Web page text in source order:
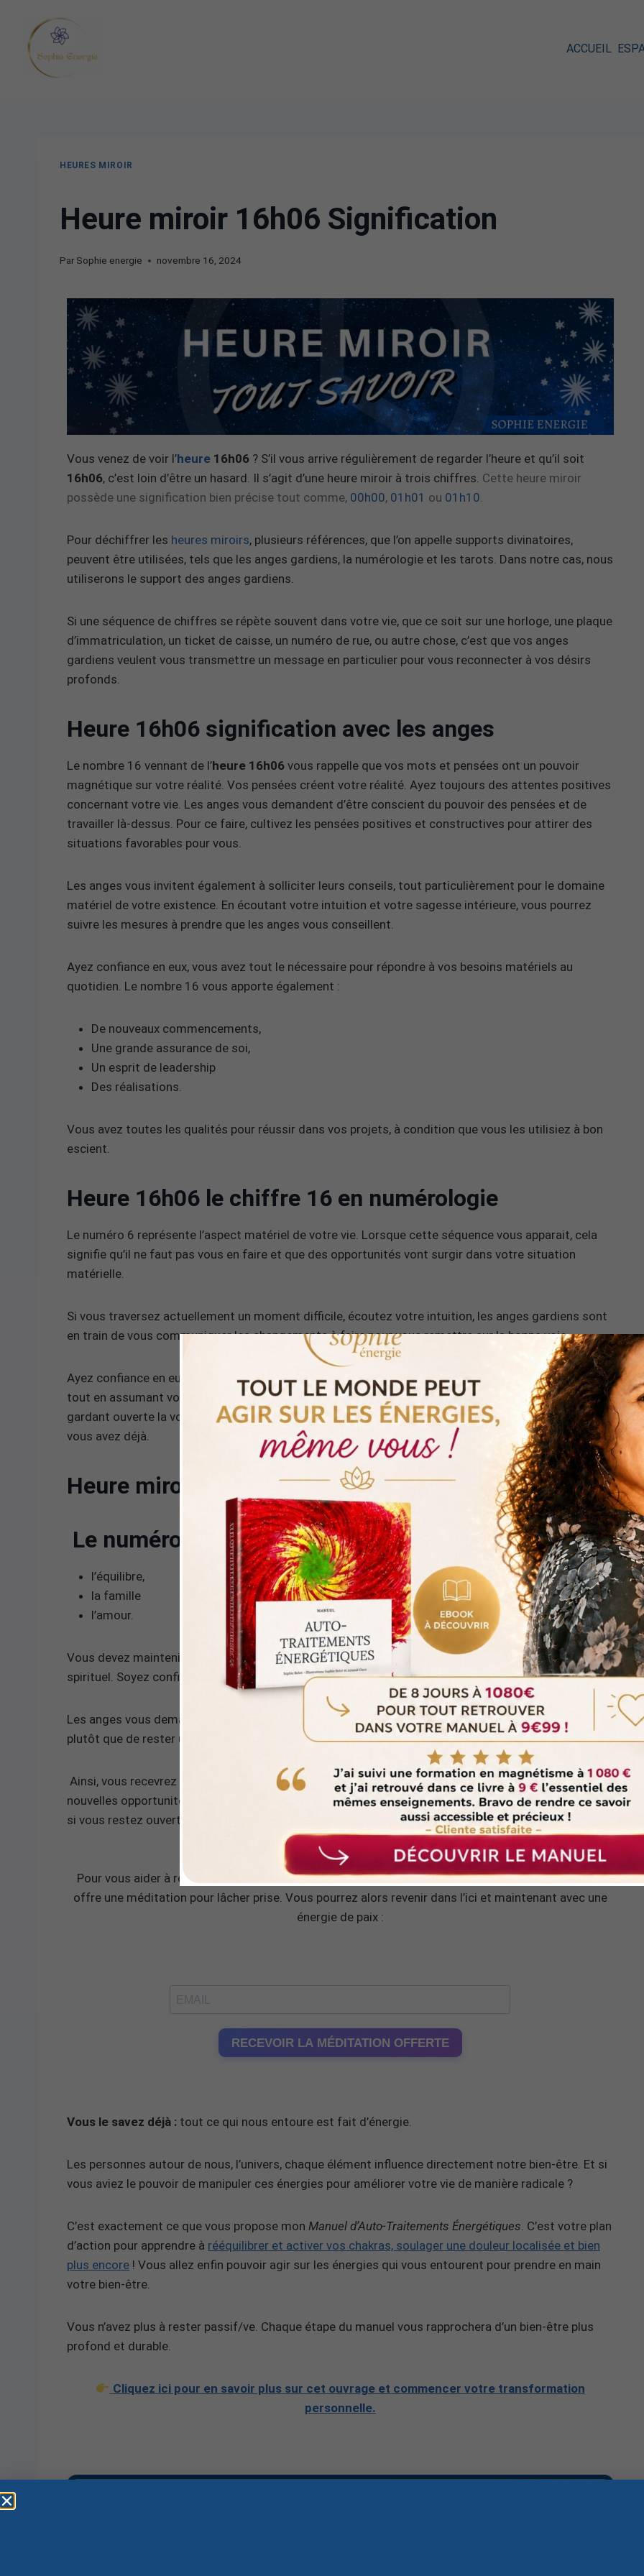
ACCUEIL
HEURES MIROIR
Heure miroir 16h06 Signification
Par Sophie energie novembre 16, 2024
Vous venez de voir l’heure 16h06 ? S’il vous arrive régulièrement de regarder l’heure et qu’il soit
16h06, c’est loin d’être un hasard. Il s’agit d’une heure miroir à trois chiffres. Cette heure miroir
possède une signification bien précise tout comme, 00h00, 01h01 ou 01h10.
Pour déchiffrer les heures miroirs, plusieurs références, que l’on appelle supports divinatoires,
peuvent être utilisées, tels que les anges gardiens, la numérologie et les tarots. Dans notre cas, nous
utiliserons le support des anges gardiens.
Si une séquence de chiffres se répète souvent dans votre vie, que ce soit sur une horloge, une plaque
d’immatriculation, un ticket de caisse, un numéro de rue, ou autre chose, c’est que vos anges
gardiens veulent vous transmettre un message en particulier pour vous reconnecter à vos désirs
profonds.
Heure 16h06 signification avec les anges
Le nombre 16 vennant de l’heure 16h06 vous rappelle que vos mots et pensées ont un pouvoir
magnétique sur votre réalité. Vos pensées créent votre réalité. Ayez toujours des attentes positives
concernant votre vie. Les anges vous demandent d’être conscient du pouvoir des pensées et de
travailler là-dessus. Pour ce faire, cultivez les pensées positives et constructives pour attirer des
situations favorables pour vous.
Les anges vous invitent également à solliciter leurs conseils, tout particulièrement pour le domaine
matériel de votre existence. En écoutant votre intuition et votre sagesse intérieure, vous pourrez
suivre les mesures à prendre que les anges vous conseillent.
Ayez confiance en eux, vous avez tout le nécessaire pour répondre à vos besoins matériels au
quotidien. Le nombre 16 vous apporte également :
De nouveaux commencements,
Une grande assurance de soi,
Un esprit de leadership
Des réalisations.
Vous avez toutes les qualités pour réussir dans vos projets, à condition que vous les utilisiez à bon
escient.
Heure 16h06 le chiffre 16 en numérologie
Le numéro 6 représente l’aspect matériel de votre vie. Lorsque cette séquence vous apparait, cela
signifie qu’il ne faut pas vous en faire et que des opportunités vont surgir dans votre situation
matérielle.
Si vous traversez actuellement un moment difficile, écoutez votre intuition, les anges gardiens sont
en train de vous communiquer les changements à faire pour vous remettre sur la bonne voie.
Ayez confiance en eux. Grace à l’heure miroir 16h06 le chiffre 6 vous demande ceci : respectez-vous
tout en assumant vos responsabilités. Poursuivez vos efforts pour réaliser vos rêves, tout en
gardant ouverte la voie à de nouvelles énergies positives. Pratiquez la gratitude et appréciez ce que
vous avez déjà.
Heure miroir 16h06 le chiffre 6 en numerologie
Le numéro 6 représente :
l’équilibre,
la famille
l’amour.
Vous devez maintenir un bon équilibre entre vos aspirations matérielles, vos objectifs et votre moi
spirituel. Soyez confiant que vos besoins matériels et émotionnels seront satisfaits.
Les anges vous demandent d’être honnête et juste dans vos relations. Cherchez à vous rendre utile
plutôt que de rester une oreille passive.
Ainsi, vous recevrez de la bienveillance et de l’amour en retour. Restez ouvert aux signes, si de
nouvelles opportunités s’offrent à vous, saisissez-les. Des changements vont s’opérer dans votre vie
si vous restez ouvert et positif.
Pour vous aider à rester dans l’instant présent et vous ouvrir à l’abondance dans votre vie, je vous
offre une méditation pour lâcher prise. Vous pourrez alors revenir dans l’ici et maintenant avec une
énergie de paix :
RECEVOIR LA MÉDITATION OFFERTE
Vous le savez déjà : tout ce qui nous entoure est fait d’énergie.
Les personnes autour de nous, l’univers, chaque élément influence directement notre bien-être. Et si
vous aviez le pouvoir de manipuler ces énergies pour améliorer votre vie de manière radicale ?
C’est exactement ce que vous propose mon Manuel d’Auto-Traitements Énergétiques. C’est votre plan
d’action pour apprendre à rééquilibrer et activer vos chakras, soulager une douleur localisée et bien
plus encore ! Vous allez enfin pouvoir agir sur les énergies qui vous entourent pour prendre en main
votre bien-être.
Vous n’avez plus à rester passif/ve. Chaque étape du manuel vous rapprochera d’un bien-être plus
profond et durable.
Cliquez ici pour en savoir plus sur cet ouvrage et commencer votre transformation
personnelle.